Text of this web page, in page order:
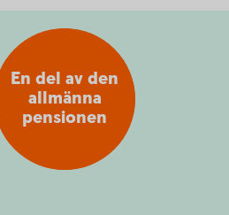
En del av den
allmänna
pensionen